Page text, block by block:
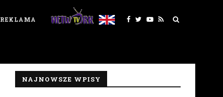
REKLAMA
NAJNOWSZE WPISY